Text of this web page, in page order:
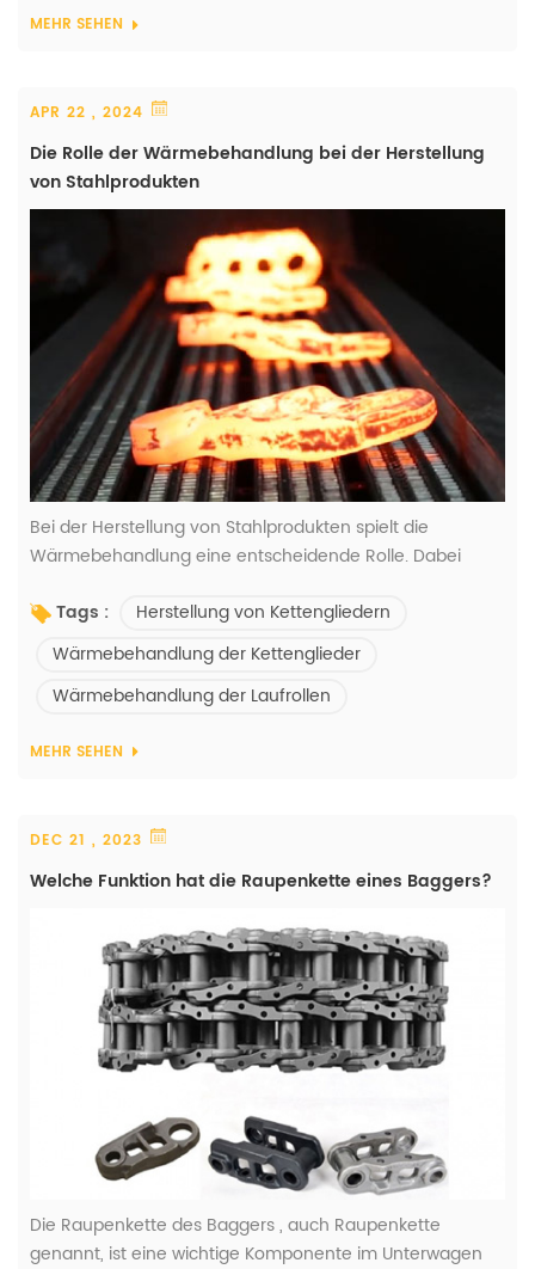
und B...
MEHR SEHEN
APR 22 , 2024
Die Rolle der Wärmebehandlung bei der Herstellung
von Stahlprodukten
Bei der Herstellung von Stahlprodukten spielt die
Wärmebehandlung eine entscheidende Rolle. Dabei
Erwärmungs- und Abkühlungsprozess unterzogen, um
ihre Mikrostruktur und Eigenschaften zu verändern. Die
Hauptziele der Wärmebehandlung bestehen darin, die
mechanischen Eigenschaften zu verbessern, die Leistung
Tags :
Herstellung von Kettengliedern
Wärmebehandlung der Kettenglieder
Wärmebehandlung der Laufrollen
MEHR SEHEN
DEC 21 , 2023
Welche Funktion hat die Raupenkette eines Baggers?
Die Raupenkette des Baggers , auch Raupenkette
genannt, ist eine wichtige Komponente im Unterwagen